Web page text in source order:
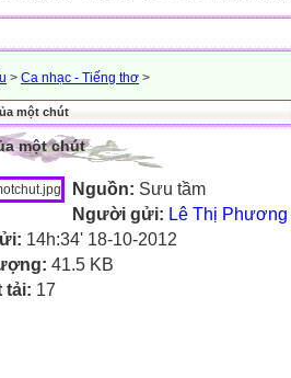
> Ca nhạc - Tiếng thơ >
một chút
một chút
Nguồn: Sưu tầm
Người gửi: Lê Thị Phương
14h:34' 18-10-2012
41.5 KB
tải: 17